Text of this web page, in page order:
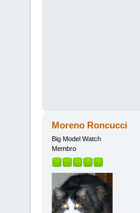
Moreno Roncucci
Big Model Watch
Membro